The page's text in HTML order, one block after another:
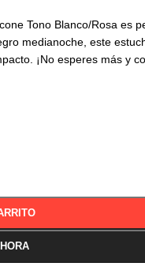
Tono Blanco/Rosa es
medianoche, este
¡No esperes más y